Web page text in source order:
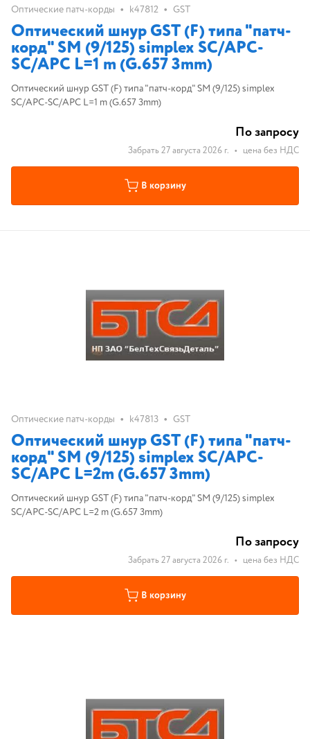
Оптические патч-корды • k47812 • GST
Оптический шнур GST (F) типа "патч-
корд" SM (9/125) simplex SC/APC-
SC/APC L=1 m (G.657 3mm)
Оптический шнур GST (F) типа "патч-корд" SM (9/125) simplex
SC/APC-SC/APC L=1 m (G.657 3mm)
По запросу
Забрать 27 августа 2026 г. • цена без НДС
В корзину
Оптические патч-корды • k47813 • GST
Оптический шнур GST (F) типа "патч-
корд" SM (9/125) simplex SC/APC-
SC/APC L=2m (G.657 3mm)
Оптический шнур GST (F) типа "патч-корд" SM (9/125) simplex
SC/APC-SC/APC L=2 m (G.657 3mm)
По запросу
Забрать 27 августа 2026 г. • цена без НДС
В корзину